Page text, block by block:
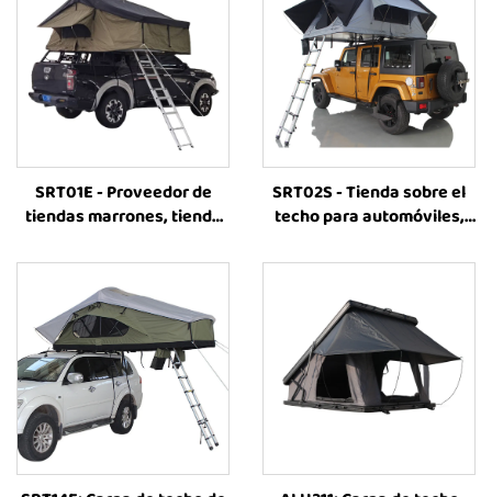
SRT01E - Proveedor de
tiendas marrones, tienda
vehículos 4x4, tienda
sobre el techo del
automóvil, accesorios para
campamentos, tienda
sobre el techo
SRT02S - Tienda sobre el
techo para automóviles,
acampar fuera de
4x4, tienda de alta calidad
para exteriores